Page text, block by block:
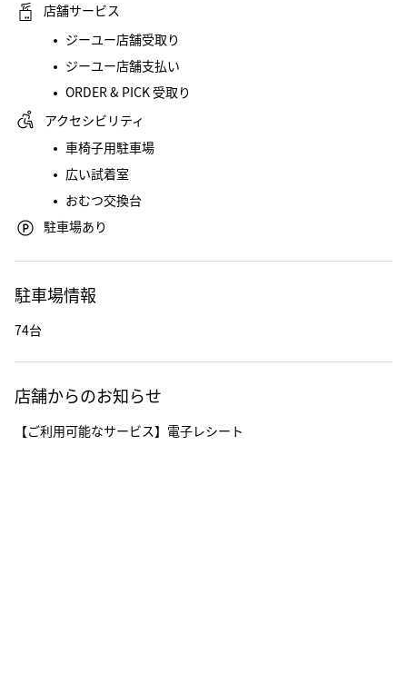
店舗サービス
ジーユー店舗受取り
ジーユー店舗支払い
ORDER & PICK 受取り
アクセシビリティ
車椅子用駐車場
広い試着室
おむつ交換台
駐車場あり
駐車場情報
74台
店舗からのお知らせ
【ご利用可能なサービス】電子レシート